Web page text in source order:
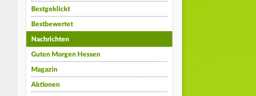
Bestgeklickt
Bestbewertet
Nachrichten
Guten Morgen Hessen
Magazin
Aktionen